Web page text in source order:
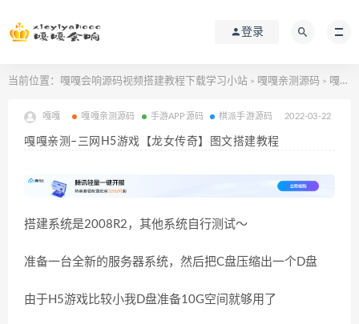
登录
当前位置： 嘎嘎会响源码视频搭建教程下载学习小站 > 嘎嘎亲测源码 > 嘎嘎亲测–三网H5游戏【龙女传奇】图文搭建教程
嘎嘎 嘎嘎亲测源码 手游APP源码 棋派手游源码 2022-03-22
嘎嘎亲测–三网H5游戏【龙女传奇】图文搭建教程
搭建系统是2008R2，其他系统自行测试～
准备一台全新的服务器系统，然后把C盘压缩出一个D盘
由于H5游戏比较小我D盘准备10G空间就够用了